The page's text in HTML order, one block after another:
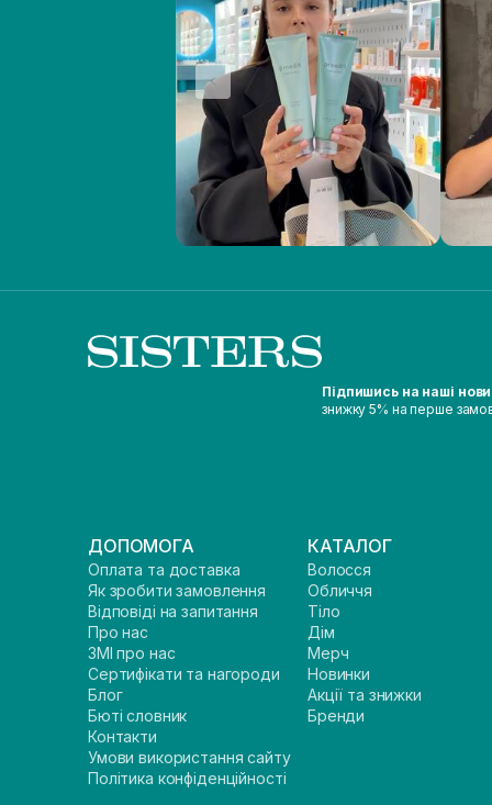
Підпишись на наші
знижку 5% на перше
ДОПОМОГА
Оплата та доставка
Як зробити замовлення
Відповіді на запитання
Про нас
ЗМІ про нас
Сертифікати та нагороди
Блог
Бюті словник
Контакти
Умови використання сайту
Політика конфіденційності
КАТАЛОГ
Волосся
Обличчя
Тіло
Дім
Мерч
Новинки
Акції та знижки
Бренди